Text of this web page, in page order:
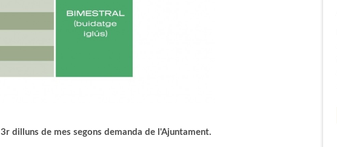
3r dilluns de mes segons demanda de l'Ajuntament.